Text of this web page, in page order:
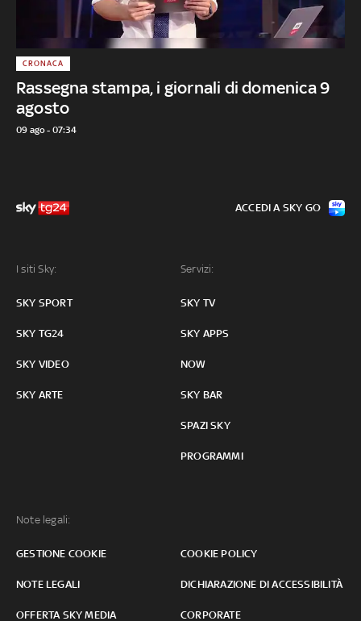
Rassegna stampa, i giornali di domenica 9
agosto
CRONACA
09 ago - 07:34
I siti Sky:
SKY SPORT
SKY TG24
SKY VIDEO
SKY ARTE
Servizi:
SKY TV
SKY APPS
NOW
SKY BAR
SPAZI SKY
PROGRAMMI
Note legali:
GESTIONE COOKIE COOKIE POLICY
NOTE LEGALI DICHIARAZIONE DI ACCESSIBILITÀ
OFFERTA SKY MEDIA CORPORATE
ACCEDI A SKY GO